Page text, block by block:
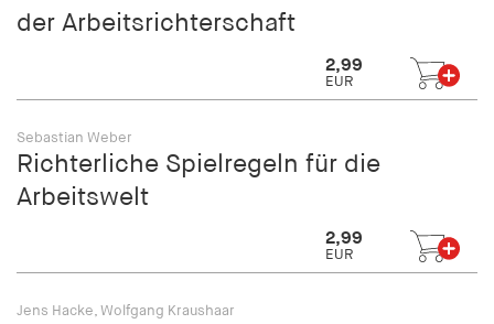
der Arbeitsrichterschaft
2,99
EUR
Sebastian Weber
Richterliche Spielregeln für die
Arbeitswelt
2,99
EUR
Jens Hacke, Wolfgang Kraushaar
Anbieter:
hamburger-edition.de
7 Tage